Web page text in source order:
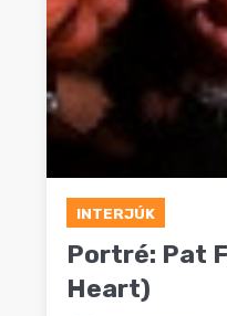
INTERJÚK
Portré: Pat
Heart)